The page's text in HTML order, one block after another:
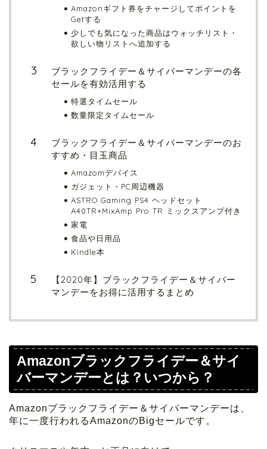
Amazonギフト券をチャージしてポイントを
Getする
少しでも気になった商品はウォッチリスト・
欲しい物リストへ追加する
ブラックフライデー＆サイバーマンデーの各
セールを有効活用する
特選タイムセール
数量限定タイムセール
ブラックフライデー＆サイバーマンデーのお
すすめ・目玉商品
Amazomデバイス
ガジェット・PC周辺機器
ASTRO Gaming PS4 ヘッドセット
A40TR+MixAmp Pro TR ミックスアンプ付き
家電
食品や日用品
Kindle本
【2020年】ブラックフライデー＆サイバー
マンデーをお得に活用するまとめ
Amazonブラックフライデー＆サイ
バーマンデーとは？いつから？
Amazonブラックフライデー＆サイバーマンデーは、
年に一度行われるAmazonのBigセールです。